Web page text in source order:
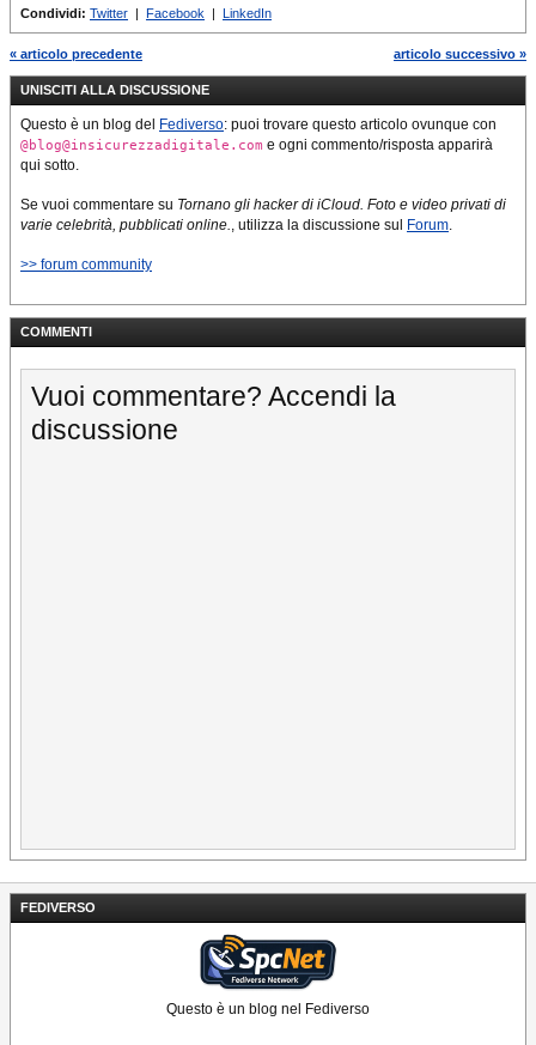
FEDIVERSO
Questo è un blog nel Fediverso
Condividi: Twitter Facebook LinkedIn
« articolo precedente articolo successivo »
UNISCITI ALLA DISCUSSIONE
Questo è un blog del Fediverso: puoi trovare questo articolo ovunque con
@blog@insicurezzadigitale.com e ogni commento/risposta apparirà
qui sotto.
Se vuoi commentare su Tornano gli hacker di iCloud. Foto e video privati di
varie celebrità, pubblicati online., utilizza la discussione sul Forum.
>> forum community
COMMENTI
Vuoi commentare? Accendi la
discussione